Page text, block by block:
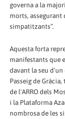
governa a la
morts,
simpatitzants”.
Aquesta forta
manifestants que
davant la seu
Passeig de
de l'ARRO dels
i la Plataforma
nombrosa de les